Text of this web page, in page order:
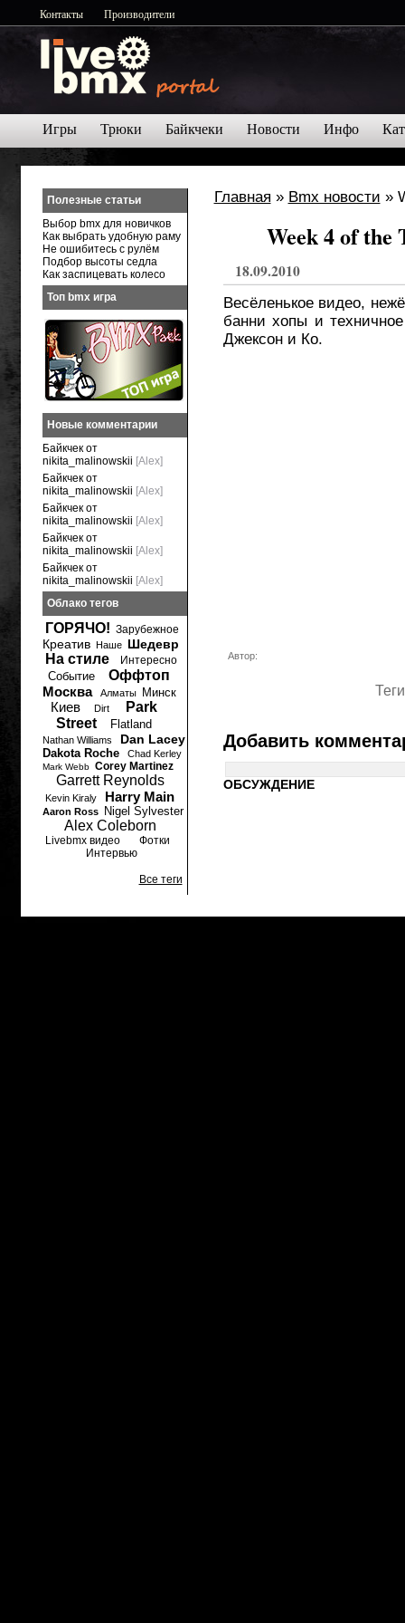
Контакты Производители
Игры Трюки Байкчеки Новости Инфо
Главная » Bmx новости »
Week 4 of the
18.09.2010
Весёленькое видео,
банни хопы и
Джексон и Ко.
Автор:
Добавить
ОБСУЖДЕНИЕ
Полезные статьи
Выбор bmx для новичков
Как выбрать удобную раму
Не ошибитесь с рулём
Подбор высоты седла
Как заспицевать колесо
Топ bmx игра
Новые комментарии
Байкчек от
nikita_malinowskii [Alex]
Байкчек от
nikita_malinowskii [Alex]
Байкчек от
nikita_malinowskii [Alex]
Байкчек от
nikita_malinowskii [Alex]
Байкчек от
nikita_malinowskii [Alex]
Облако тегов
ГОРЯЧО! Зарубежное
Креатив Наше Шедевр
На стиле Интересно
Событие
Оффтоп
Москва
Алматы Минск
Киев Dirt
Park
Street
Flatland
Nathan Williams Dan Lacey
Dakota Roche Chad Kerley
Mark Webb Corey Martinez
Garrett Reynolds
Kevin Kiraly Harry Main
Aaron Ross Nigel Sylvester
Alex Coleborn
Livebmx видео
Фотки
Интервью
Все теги